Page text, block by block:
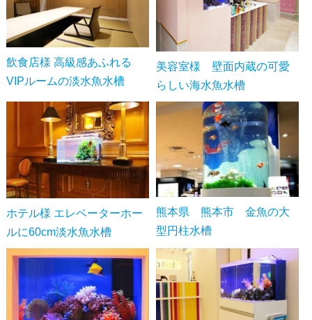
飲食店様 高級感あふれる
VIPルームの淡水魚水槽
美容室様 壁面内蔵の可愛
らしい海水魚水槽
ホテル様 エレベーターホー
ルに60cm淡水魚水槽
熊本県 熊本市 金魚の大
型円柱水槽